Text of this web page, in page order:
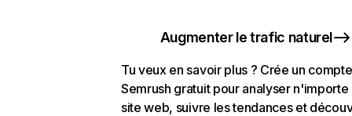
Augmenter le trafic naturel
Tu veux en savoir plus ? Crée un compte
Semrush gratuit pour analyser n'importe
site web, suivre les tendances et